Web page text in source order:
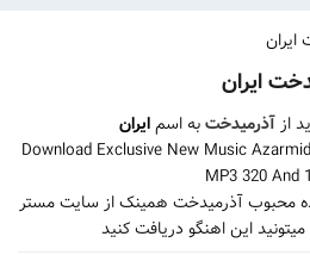
ایران
ازآذرمیدختبه اسمایران
Download Exclusive New Music
MP3 320 And
محبوب آذرمیدخت همینک از سایت مستر
این اهنگو دریافت کنید